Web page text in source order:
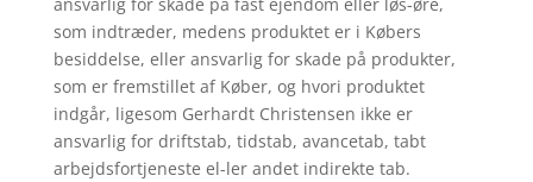
som indtræder, medens produktet er i Købers
besiddelse, eller ansvarlig for skade på produkter,
som er fremstillet af Køber, og hvori produktet
indgår, ligesom Gerhardt Christensen ikke er
ansvarlig for driftstab, tidstab, avancetab, tabt
arbejdsfortjeneste el-ler andet indirekte tab.